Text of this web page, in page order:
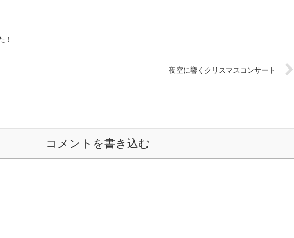
！
夜空に響くクリスマスコンサート
コメントを書き込む